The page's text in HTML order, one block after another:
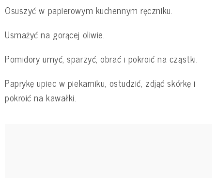
Osuszyć w papierowym kuchennym ręczniku.
Usmażyć na gorącej oliwie.
Pomidory umyć, sparzyć, obrać i pokroić na cząstki.
Paprykę upiec w piekarniku, ostudzić, zdjąć skórkę i
pokroić na kawałki.